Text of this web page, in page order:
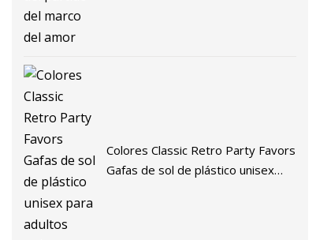
Colores Classic Retro Party Favors
Gafas de sol de plástico unisex